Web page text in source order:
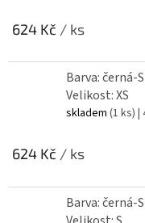
624 Kč / ks
Barva: černá-
Velikost: XS
skladem (1 ks) |
624 Kč / ks
Barva: černá-